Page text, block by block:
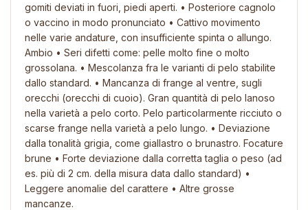
gomiti deviati in fuori, piedi aperti. • Posteriore cagnolo
o vaccino in modo pronunciato • Cattivo movimento
nelle varie andature, con insufficiente spinta o allungo.
Ambio • Seri difetti come: pelle molto fine o molto
grossolana. • Mescolanza fra le varianti di pelo stabilite
dallo standard. • Mancanza di frange al ventre, sugli
orecchi (orecchi di cuoio). Gran quantità di pelo lanoso
nella varietà a pelo corto. Pelo particolarmente ricciuto o
scarse frange nella varietà a pelo lungo. • Deviazione
dalla tonalità grigia, come giallastro o brunastro. Focature
brune • Forte deviazione dalla corretta taglia o peso (ad
es. più di 2 cm. della misura data dallo standard) •
Leggere anomalie del carattere • Altre grosse
mancanze.